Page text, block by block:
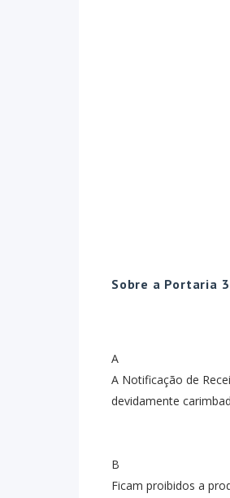
Sobre a Portaria
A
A Notificação de
devidamente
B
Ficam proibidos a